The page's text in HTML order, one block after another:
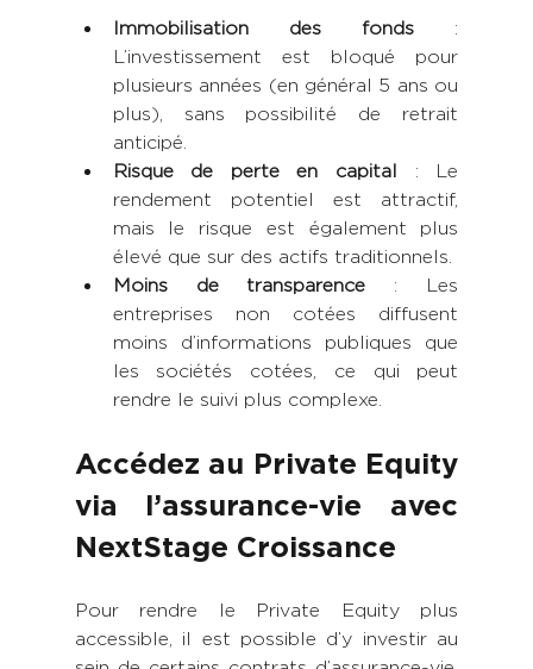
Immobilisation des fonds :
L’investissement est bloqué pour
plusieurs années (en général 5 ans ou
plus), sans possibilité de retrait
anticipé.
Risque de perte en capital : Le
rendement potentiel est attractif,
mais le risque est également plus
élevé que sur des actifs traditionnels.
Moins de transparence : Les
entreprises non cotées diffusent
moins d’informations publiques que
les sociétés cotées, ce qui peut
rendre le suivi plus complexe.
Accédez au Private Equity
via l’assurance-vie avec
NextStage Croissance
Pour rendre le Private Equity plus
accessible, il est possible d’y investir au